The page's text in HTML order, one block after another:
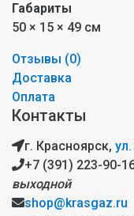
Габариты
50 × 15 × 49 см
Отзывы (0)
Доставка
Оплата
Контакты
г. Красноярск,
+7 (391) 223-90-
выходной
shop@krasgaz.ru